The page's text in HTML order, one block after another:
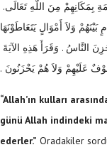
بِمَكَانِهِمْ مِنَ اللَّهِ تَعَالَى.
وَلاَ أَمْوَالٍ يَتَعَاطَوْنَهَا
النَّاسُ ‏.‏ وَقَرَأَ هَذِهِ الآيَةَ
خَوْفٌ عَلَيْهِمْ وَلاَ هُمْ يَحْزَنُونَ ‏‏.‏
“Allah’ın kulları
günü Allah indindeki
ederler.” Oradakiler